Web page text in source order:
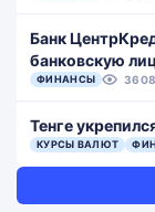
Банк
банковскую
ФИНАНСЫ 3608
Тенге
КУРСЫ ВАЛЮТ